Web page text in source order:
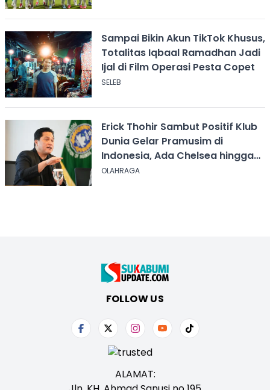
Sampai Bikin Akun TikTok Khusus,
Totalitas Iqbaal Ramadhan Jadi
Ijal di Film Operasi Pesta Copet
SELEB
Erick Thohir Sambut Positif Klub
Dunia Gelar Pramusim di
Indonesia, Ada Chelsea hingga
AC Milan
OLAHRAGA
FOLLOW US
ALAMAT: